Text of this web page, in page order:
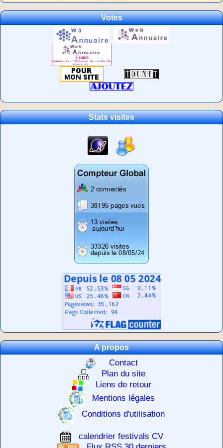
Votes
Stats visites
A propos
Contact
Plan du site
Liens de retour
Mentions légales
Conditions d'utilisation
calendrier festivals CV